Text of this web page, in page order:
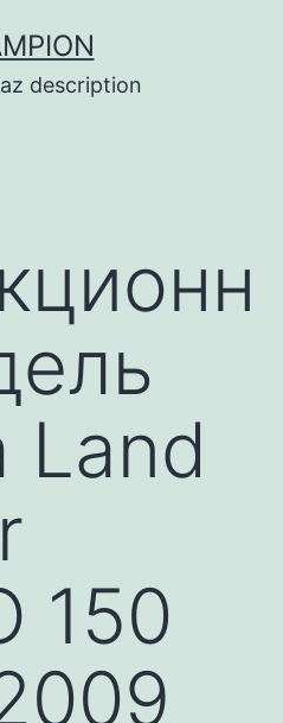
description
Land
150